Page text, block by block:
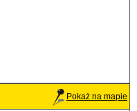
Pokaż na mapie